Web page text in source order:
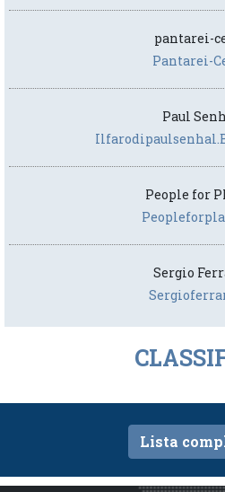
pantarei-
Pantarei-
Paul
People for
Sergio
Lista